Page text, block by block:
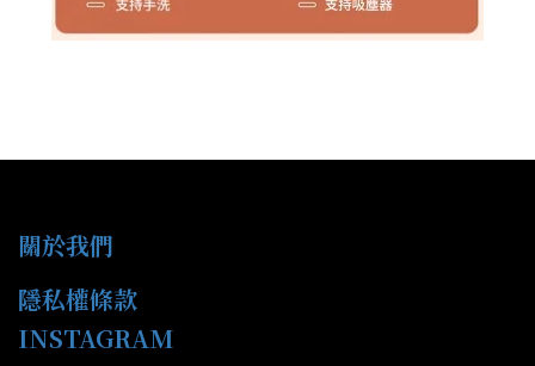
關於我們
隱私權條款
INSTAGRAM